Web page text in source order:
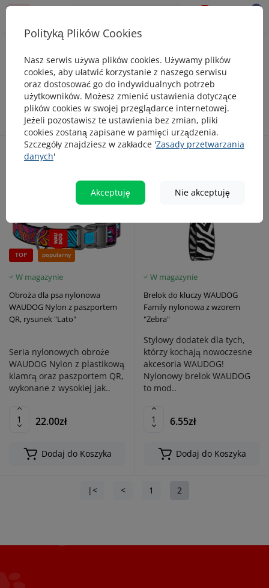
0
Bestsellery
TOP popularny
W magazynie
Obroża dla psa nylonowa
WAUDOG Nylon z paszportem
QR, rysunek "Lato"
Seria nylonowych obroże
WAUDOG Nylon z plastikową
klamrą oraz paszportem QR,
wykonane z wysokiej jak..
22.00zł
Dodaj do Koszyka
W magazynie
Brelok do kluczy WAUDOG
Family nylonowa z wzorem
"Zebra"
Stylowy dodatek dla tych,
którzy kochają nowoczesne
akcesoria WAUDOG!
Nylonowy brelok WAUDOG
to mod..
6.55zł
Dodaj do Koszyka
|< < 1 2
Polityką Plików Cookies
Nasz serwis używa plików cookies. Używamy plików
cookies, aby ułatwić korzystanie z naszego serwisu
oraz dostosować go do indywidualnych potrzeb
użytkowników. Możesz zmienić ustawienia dotyczące
plików cookies w swojej przeglądarce internetowej.
Jeżeli pozostawisz te ustawienia bez zmian, pliki
cookies zostaną zapisane w pamięci urządzenia.
Szczegóły znajdziesz w zakładce 'Zasady przetwarzania
danych'
Akceptuję Nie akceptuję